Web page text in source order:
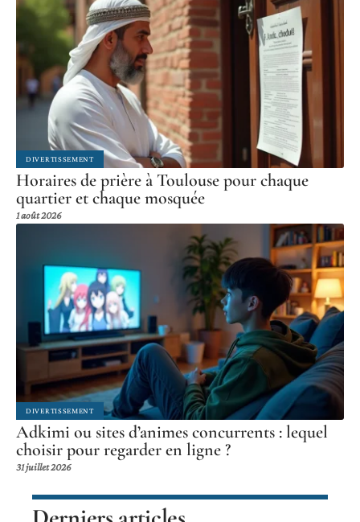
ACTUALITÉ
0270 indicatif tel : les erreurs à éviter quand
vous décrochez
4 août 2026
DIVERTISSEMENT
Horaires de prière à Toulouse pour chaque
quartier et chaque mosquée
1 août 2026